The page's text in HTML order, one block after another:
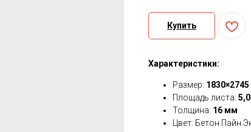
Купить
Характеристики:
Размер:
Площадь листа:
Толщина: 16 мм
Цвет: Бетон Пайн